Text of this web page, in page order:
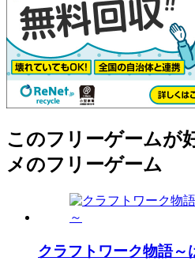
このフリーゲームが
メのフリーゲーム
クラフトワーク物語～